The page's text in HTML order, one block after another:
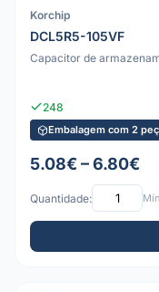
Korchip
DCL5R5-105VF
Capacitor de
248
Embalagem com 2
5.08€ – 6.80€
Quantidade: